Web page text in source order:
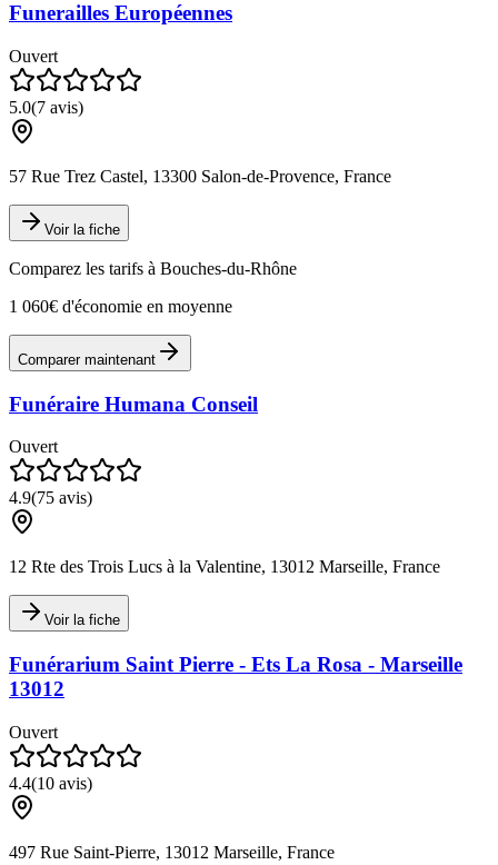
Funerailles Européennes
Ouvert
5.0(7 avis)
57 Rue Trez Castel, 13300 Salon-de-Provence, France
Voir la fiche
Comparez les tarifs à Bouches-du-Rhône
1 060€ d'économie en moyenne
Comparer maintenant
Funéraire Humana Conseil
Ouvert
4.9(75 avis)
12 Rte des Trois Lucs à la Valentine, 13012 Marseille, France
Voir la fiche
Funérarium Saint Pierre - Ets La Rosa - Marseille
13012
Ouvert
4.4(10 avis)
497 Rue Saint-Pierre, 13012 Marseille, France